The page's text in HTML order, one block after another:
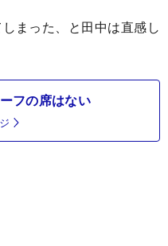
まった、と田中は直感し
フの席はない